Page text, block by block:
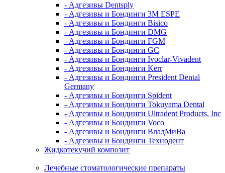
- Адгезивы Dentsply
- Адгезивы и Бондинги 3M ESPE
- Адгезивы и Бондинги Bisico
- Адгезивы и Бондинги DMG
- Адгезивы и Бондинги FGM
- Адгезивы и Бондинги GC
- Адгезивы и Бондинги Ivoclar-Vivadent
- Адгезивы и Бондинги Kerr
- Адгезивы и Бондинги President Dental
Germany
- Адгезивы и Бондинги Spident
- Адгезивы и Бондинги Tokuyama Dental
- Адгезивы и Бондинги Ultradent Products, Inc
- Адгезивы и Бондинги Voco
- Адгезивы и Бондинги ВладМиВа
- Адгезивы и Бондинги Технодент
Жидкотекучий композит
Лечебные стоматологические препараты